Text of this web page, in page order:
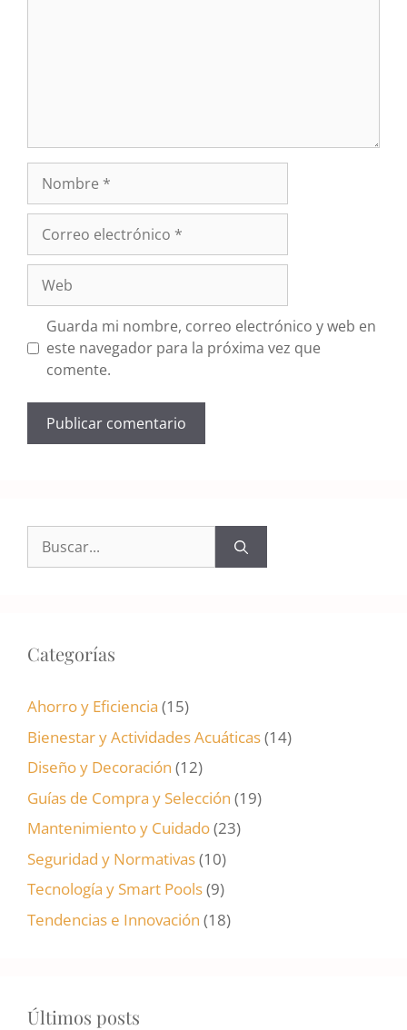
Nombre
electrónico
Guarda mi nombre, correo electrónico y web en
este navegador para la próxima vez que
comente.
Buscar:
Categorías
Ahorro y Eficiencia (15)
Bienestar y Actividades Acuáticas(14)
Diseño y Decoración (12)
Guías de Compra y Selección (19)
Mantenimiento y Cuidado(23)
Seguridad y Normativas(10)
Tecnología y Smart Pools(9)
Tendencias e Innovación (18)
Últimos posts